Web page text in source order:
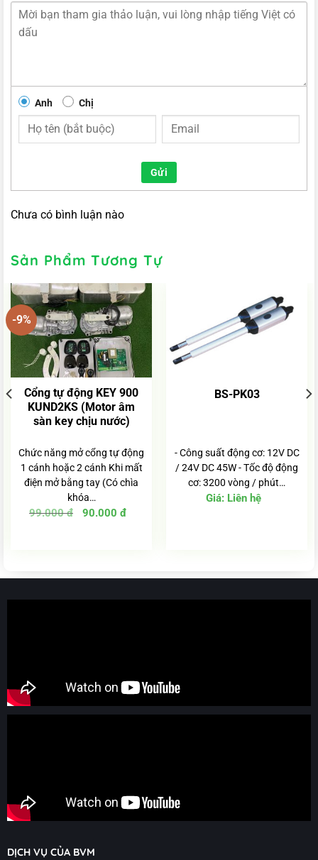
Anh Chị
Gửi
Chưa có bình luận nào
Sản Phẩm Tương Tự
-9%
Cổng tự động KEY 900
KUND2KS (Motor âm
sàn key chịu nước)
Chức năng mở cổng tự động
1 cánh hoặc 2 cánh Khi mất
điện mở bằng tay (Có chìa
khóa…
99.000đ
Giá
gốc
90.000 đ
BS-PK03
- Công suất động cơ: 12V DC
/ 24V DC 45W - Tốc độ động
cơ: 3200 vòng / phút…
Giá: Liên hệ
DỊCH VỤ CỦA BVM